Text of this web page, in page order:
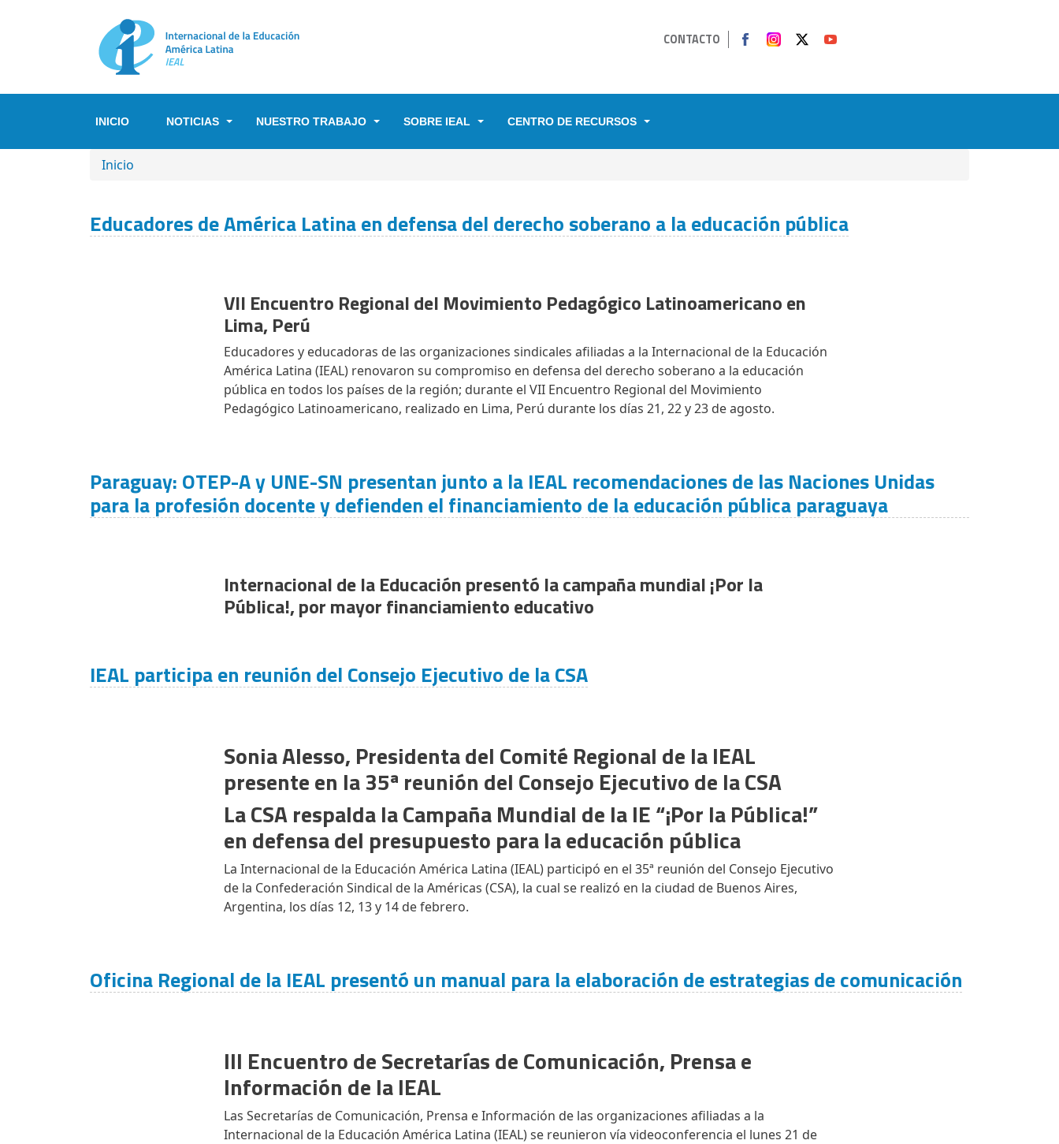
CONTACTO
INICIO NOTICIAS NUESTRO TRABAJO SOBRE IEAL CENTRO DE RECURSOS
SOBRESCRIBIR ENLACES DE AYUDA A LA NAVEGACIÓN
Inicio
Educadores de América Latina en defensa del derecho soberano a la educación pública
VII Encuentro Regional del Movimiento Pedagógico Latinoamericano en
Lima, Perú
Educadores y educadoras de las organizaciones sindicales afiliadas a la Internacional de la Educación
América Latina (IEAL) renovaron su compromiso en defensa del derecho soberano a la educación
pública en todos los países de la región; durante el VII Encuentro Regional del Movimiento
Pedagógico Latinoamericano, realizado en Lima, Perú durante los días 21, 22 y 23 de agosto.
Paraguay: OTEP-A y UNE-SN presentan junto a la IEAL recomendaciones de las Naciones Unidas
para la profesión docente y defienden el financiamiento de la educación pública paraguaya
Internacional de la Educación presentó la campaña mundial ¡Por la
Pública!, por mayor financiamiento educativo
IEAL participa en reunión del Consejo Ejecutivo de la CSA
Sonia Alesso, Presidenta del Comité Regional de la IEAL
presente en la 35ª reunión del Consejo Ejecutivo de la CSA
La CSA respalda la Campaña Mundial de la IE “¡Por la Pública!”
en defensa del presupuesto para la educación pública
La Internacional de la Educación América Latina (IEAL) participó en el 35ª reunión del Consejo Ejecutivo
de la Confederación Sindical de la Américas (CSA), la cual se realizó en la ciudad de Buenos Aires,
Argentina, los días 12, 13 y 14 de febrero.
Oficina Regional de la IEAL presentó un manual para la elaboración de estrategias de comunicación
III Encuentro de Secretarías de Comunicación, Prensa e
Información de la IEAL
Las Secretarías de Comunicación, Prensa e Información de las organizaciones afiliadas a la
Internacional de la Educación América Latina (IEAL) se reunieron vía videoconferencia el lunes 21 de